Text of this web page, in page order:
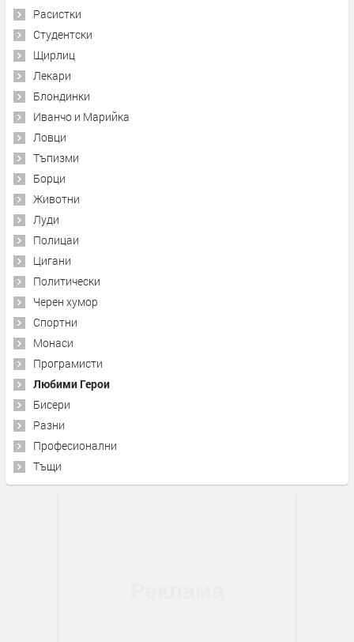
Расистки
Студентски
Щирлиц
Лекари
Блондинки
Иванчо и Марийка
Ловци
Тъпизми
Борци
Животни
Луди
Полицаи
Цигани
Политически
Черен хумор
Спортни
Монаси
Програмисти
Любими Герои
Бисери
Разни
Професионални
Тъщи